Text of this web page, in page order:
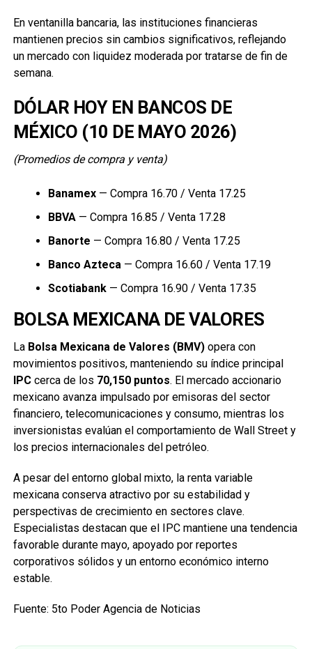
En ventanilla bancaria, las instituciones financieras
mantienen precios sin cambios significativos, reflejando
un mercado con liquidez moderada por tratarse de fin de
semana.
DÓLAR HOY EN BANCOS DE
MÉXICO (10 DE MAYO 2026)
(Promedios de compra y venta)
Banamex— Compra 16.70 / Venta 17.25
BBVA— Compra 16.85 / Venta 17.28
Banorte — Compra 16.80 / Venta 17.25
Banco Azteca— Compra 16.60 / Venta 17.19
Scotiabank— Compra 16.90 / Venta 17.35
BOLSA MEXICANA DE VALORES
La Bolsa Mexicana de Valores (BMV)opera con
movimientos positivos, manteniendo su índice principal
IPCcerca de los 70,150 puntos. El mercado accionario
mexicano avanza impulsado por emisoras del sector
financiero, telecomunicaciones y consumo, mientras los
inversionistas evalúan el comportamiento de Wall Street y
los precios internacionales del petróleo.
A pesar del entorno global mixto, la renta variable
mexicana conserva atractivo por su estabilidad y
perspectivas de crecimiento en sectores clave.
Especialistas destacan que el IPC mantiene una tendencia
favorable durante mayo, apoyado por reportes
corporativos sólidos y un entorno económico interno
estable.
Fuente: 5to Poder Agencia de Noticias